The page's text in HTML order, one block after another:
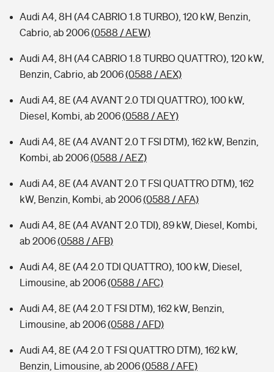
Audi A4, 8H (A4 CABRIO 1.8 TURBO), 120 kW, Benzin,
Cabrio, ab 2006(0588 / AEW)
Audi A4, 8H (A4 CABRIO 1.8 TURBO QUATTRO), 120 kW,
Benzin, Cabrio, ab 2006(0588 / AEX)
Audi A4, 8E (A4 AVANT 2.0 TDI QUATTRO), 100 kW,
Diesel, Kombi, ab 2006(0588 / AEY)
Audi A4, 8E (A4 AVANT 2.0 T FSI DTM), 162 kW, Benzin,
Kombi, ab 2006(0588 / AEZ)
Audi A4, 8E (A4 AVANT 2.0 T FSI QUATTRO DTM), 162
kW, Benzin, Kombi, ab 2006(0588 / AFA)
Audi A4, 8E (A4 AVANT 2.0 TDI), 89 kW, Diesel, Kombi,
ab 2006(0588 / AFB)
Audi A4, 8E (A4 2.0 TDI QUATTRO), 100 kW, Diesel,
Limousine, ab 2006(0588 / AFC)
Audi A4, 8E (A4 2.0 T FSI DTM), 162 kW, Benzin,
Limousine, ab 2006(0588 / AFD)
Audi A4, 8E (A4 2.0 T FSI QUATTRO DTM), 162 kW,
Benzin, Limousine, ab 2006(0588 / AFE)